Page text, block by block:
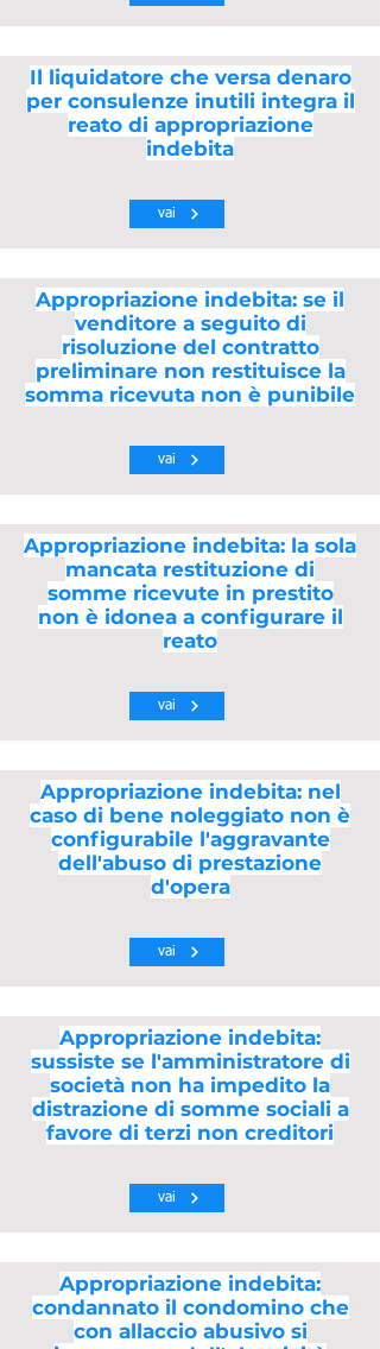
Il liquidatore che versa denaro
per consulenze inutili integra il
reato di appropriazione
indebita
vai
Appropriazione indebita: se il
venditore a seguito di
risoluzione del contratto
preliminare non restituisce la
somma ricevuta non è punibile
vai
Appropriazione indebita: la sola
mancata restituzione di
somme ricevute in prestito
non è idonea a configurare il
reato
vai
Appropriazione indebita: nel
caso di bene noleggiato non è
configurabile l'aggravante
dell'abuso di prestazione
d'opera
vai
Appropriazione indebita:
sussiste se l'amministratore di
società non ha impedito la
distrazione di somme sociali a
favore di terzi non creditori
vai
Appropriazione indebita:
condannato il condomino che
con allaccio abusivo si